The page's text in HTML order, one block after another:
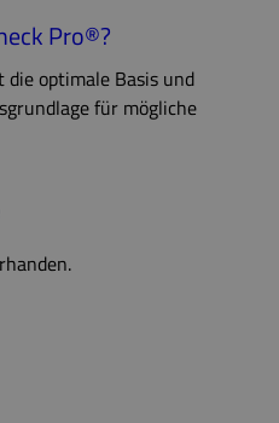
Pro®?
optimale Basis und
für mögliche